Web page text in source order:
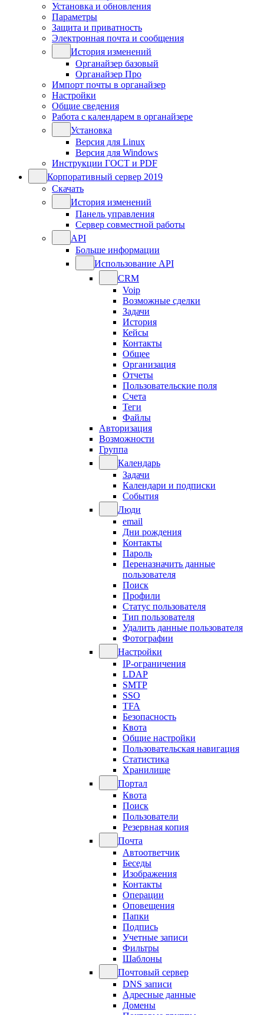
Установка и обновления
Параметры
Защита и приватность
Электронная почта и сообщения
История изменений
Органайзер базовый
Органайзер Про
Импорт почты в органайзер
Настройки
Общие сведения
Работа с календарем в органайзере
Установка
Версия для Linux
Версия для Windows
Инструкции ГОСТ и PDF
Корпоративный сервер 2019
Скачать
История изменений
Панель управления
Сервер совместной работы
API
Больше информации
Использование API
CRM
Voip
Возможные сделки
Задачи
История
Кейсы
Контакты
Общее
Организация
Отчеты
Пользовательские поля
Счета
Теги
Файлы
Авторизация
Возможности
Группа
Календарь
Задачи
Календари и подписки
События
Люди
email
Дни рождения
Контакты
Пароль
Переназначить данные
пользователя
Поиск
Профили
Статус пользователя
Тип пользователя
Удалить данные пользователя
Фотографии
Настройки
IP-ограничения
LDAP
SMTP
SSO
TFA
Безопасность
Квота
Общие настройки
Пользовательская навигация
Статистика
Хранилище
Портал
Квота
Поиск
Пользователи
Резервная копия
Почта
Автоответчик
Беседы
Изображения
Контакты
Операции
Оповещения
Папки
Подпись
Учетные записи
Фильтры
Шаблоны
Почтовый сервер
DNS записи
Адресные данные
Домены